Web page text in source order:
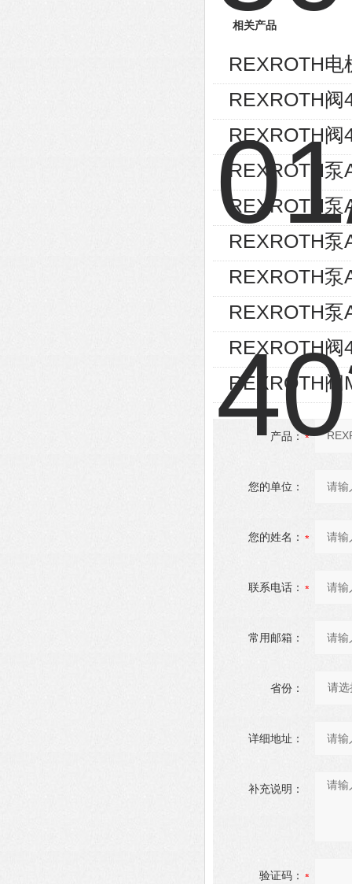
相关产品
REXROTH电
REXROTH
REXROTH
REXROTH
REXROTH
REXROTH
REXROTH
REXROTH泵
REXROTH
REXROTH阀
产品：
您的单位：
您的姓名：
联系电话：
常用邮箱：
省份：
详细地址：
补充说明：
验证码：